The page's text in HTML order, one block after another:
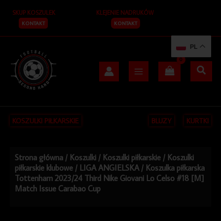
treści
SKUP KOSZULEK
KONTAKT
KLEJENIE NADRUKÓW
KONTAKT
KOSZULKI PIŁKARSKIE BLUZY KURTKI
Strona główna / Koszulki / Koszulki piłkarskie / Koszulki
piłkarskie klubowe / LIGA ANGIELSKA / Koszulka piłkarska
Tottenham 2023/24 Third Nike Giovani Lo Celso #18 [M]
Match Issue Carabao Cup
PL